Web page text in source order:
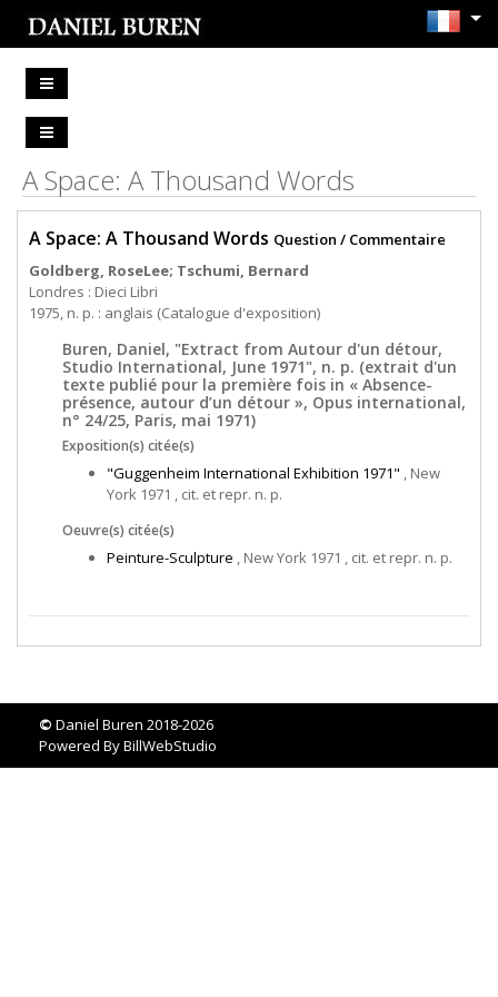
A Space: A Thousand Words
A Space: A Thousand Words Question / Commentaire
Goldberg, RoseLee; Tschumi, Bernard
Londres : Dieci Libri
1975, n. p. : anglais (Catalogue d'exposition)
Buren, Daniel, "Extract from Autour d'un détour,
Studio International, June 1971", n. p. (extrait d'un
texte publié pour la première fois in « Absence-
présence, autour d’un détour », Opus international,
n° 24/25, Paris, mai 1971)
Exposition(s) citée(s)
"Guggenheim International Exhibition 1971" , New
York 1971 , cit. et repr. n. p.
Oeuvre(s) citée(s)
Peinture-Sculpture , New York 1971 , cit. et repr. n. p.
© Daniel Buren 2018-2026
Powered ByBillWebStudio